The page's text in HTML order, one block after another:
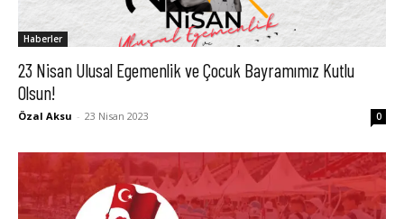
Haberler
23 Nisan Ulusal Egemenlik ve Çocuk Bayramımız Kutlu
Olsun!
Özal Aksu - 23 Nisan 2023 0